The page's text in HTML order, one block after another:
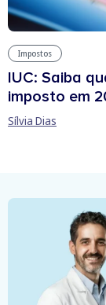
Impostos
IUC: Saiba
imposto em
Sílvia Dias